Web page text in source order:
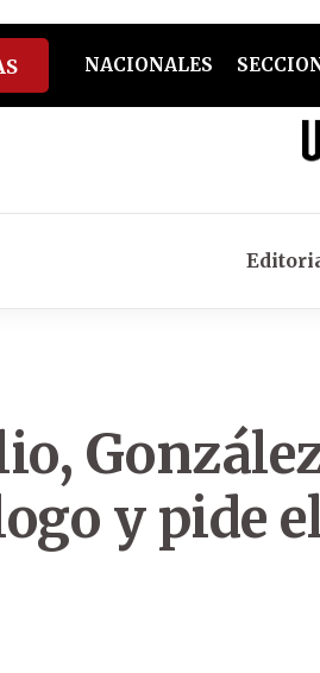
NACIONALES
y pide